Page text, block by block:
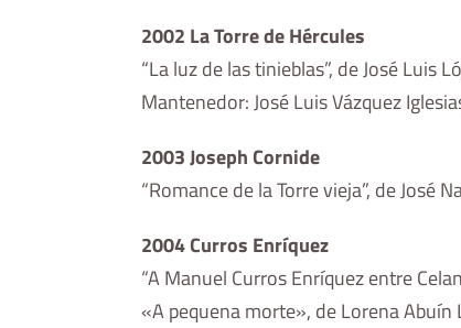
2002 La Torre de Hércules
“La luz de las tinieblas”, de José Luis
Mantenedor: José Luis Vázquez
2003 Joseph Cornide
“Romance de la Torre vieja”, de José
2004 Curros Enríquez
“A Manuel Curros Enríquez entre
«A pequena morte», de Lorena Abuín